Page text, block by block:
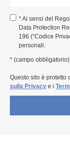
* Ai sensi del
Data Protection
196 (“Codice
personali.
* (campo obbligatorio)
Questo sito è protetto
sulla Privacy e i